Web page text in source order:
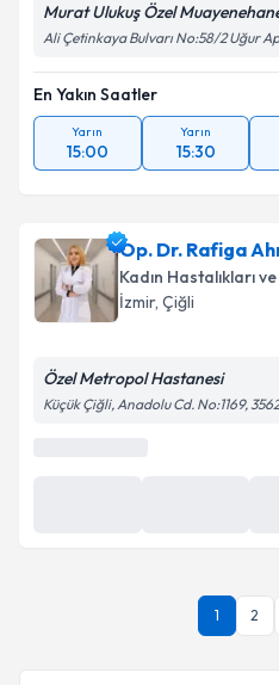
Kişisel verilerimin
Metni'ni okudum ve
kapsamda
Takvim
Murat Ulukuş Özel
Ali Çetinkaya Bulvarı No:58/2 Uğur
En Yakın Saatler
Yarın
15:00
Yarın
15:30
Op. Dr. Rafiga
Kadın Hastalıkları
İzmir, Çiğli
Özel Metropol Hastanesi
Küçük Çiğli, Anadolu Cd. No:1169,
1 2